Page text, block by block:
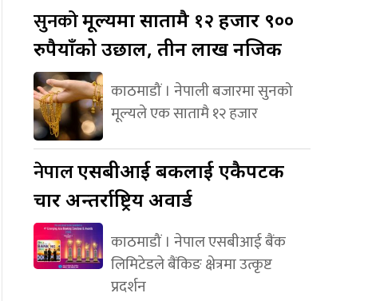
सुनकोमूल्यमा सातामै १२ हजार ९००
रुपैयाँको उछाल, तीन लाख नजिक
काठमाडौं । नेपाली बजारमा सुनको
मूल्यले एक सातामै १२ हजार
नेपालएसबीआई बैंकलाई एकैपटक
चार अन्तर्राष्ट्रिय अवार्ड
काठमाडौं । नेपाल एसबीआई बैंक
लिमिटेडले बैंकिङ क्षेत्रमा उत्कृष्ट
प्रदर्शन